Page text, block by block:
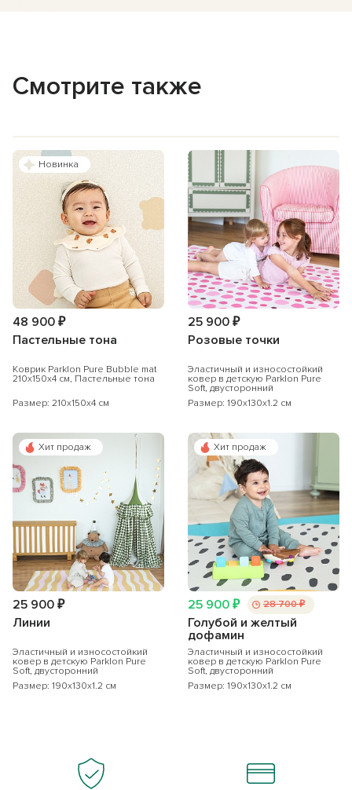
Смотрите также
Новинка
48 900 ₽
Пастельные тона
Коврик Parklon Pure Bubble mat
210х150х4 см, Пастельные тона
Размер: 210x150x4 см
25 900 ₽
Розовые точки
Эластичный и износостойкий
ковер в детскую Parklon Pure
Soft, двусторонний
Размер: 190x130x1.2 см
Хит продаж
25 900 ₽
Линии
Эластичный и износостойкий
ковер в детскую Parklon Pure
Soft, двусторонний
Размер: 190x130x1.2 см
Хит продаж
25 900 ₽ 28 700 ₽
Голубой и желтый
дофамин
Эластичный и износостойкий
ковер в детскую Parklon Pure
Soft, двусторонний
Размер: 190x130x1.2 см